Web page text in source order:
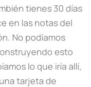
tienes 30 días
en las notas del
No podíamos
esto
lo que iría allí,
tarjeta de